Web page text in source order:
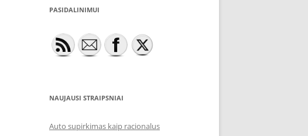
PASIDALINIMUI
NAUJAUSI STRAIPSNIAI
Auto supirkimas kaip racionalus